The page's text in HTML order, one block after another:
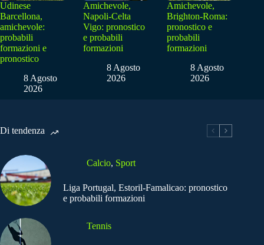
Udinese
Barcellona,
amichevole:
probabili
formazioni e
pronostico
8 Agosto
2026
Amichevole,
Napoli-Celta
Vigo: pronostico
e probabili
formazioni
8 Agosto
2026
Amichevole,
Brighton-Roma:
pronostico e
probabili
formazioni
8 Agosto
2026
Di tendenza
Calcio, Sport
Liga Portugal, Estoril-Famalicao: pronostico
e probabili formazioni
Tennis